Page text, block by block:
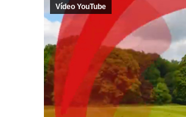
Vídeo YouTube